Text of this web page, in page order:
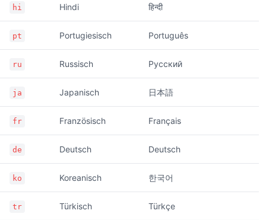
hi Hindi हिन्दी
pt Portugiesisch Português
ru Russisch Русский
ja Japanisch 日本語
fr Französisch Français
de Deutsch Deutsch
ko Koreanisch 한국어
tr Türkisch Türkçe